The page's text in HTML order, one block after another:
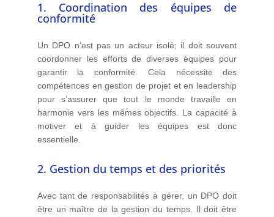
1. Coordination des équipes de
conformité
Un DPO n’est pas un acteur isolé; il doit souvent
coordonner les efforts de diverses équipes pour
garantir la conformité. Cela nécessite des
compétences en gestion de projet et en leadership
pour s’assurer que tout le monde travaille en
harmonie vers les mêmes objectifs. La capacité à
motiver et à guider les équipes est donc
essentielle.
2. Gestion du temps et des priorités
Avec tant de responsabilités à gérer, un DPO doit
être un maître de la gestion du temps. Il doit être